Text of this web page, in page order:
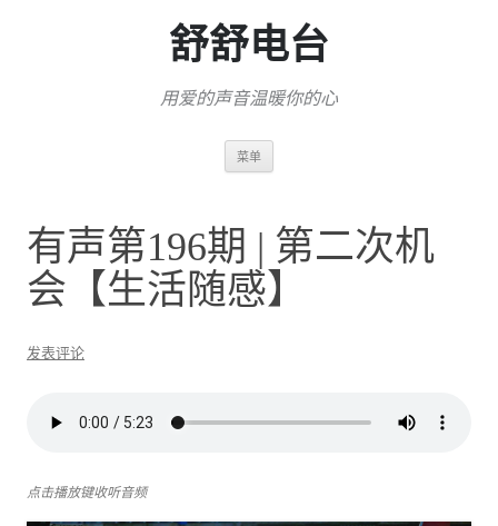
舒舒电台
用爱的声音温暖你的心
菜单
有声第196期 | 第二次机
会【生活随感】
发表评论
点击播放键收听音频